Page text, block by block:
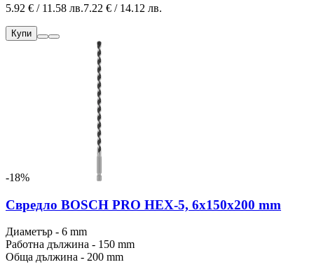
5.92 € / 11.58 лв.7.22 € / 14.12 лв.
Купи
-18%
Свредло BOSCH PRO HEX-5, 6x150x200 mm
Диаметър - 6 mm
Работна дължина - 150 mm
Обща дължина - 200 mm